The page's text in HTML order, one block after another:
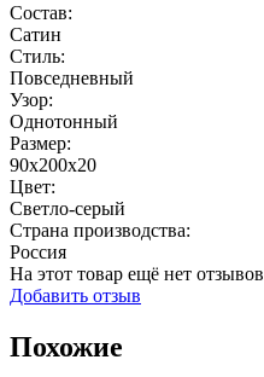
Состав:
Сатин
Стиль:
Повседневный
Узор:
Однотонный
Размер:
90x200x20
Цвет:
Светло-серый
Страна производства:
Россия
На этот товар ещё нет отзывов
Добавить отзыв
Похожие